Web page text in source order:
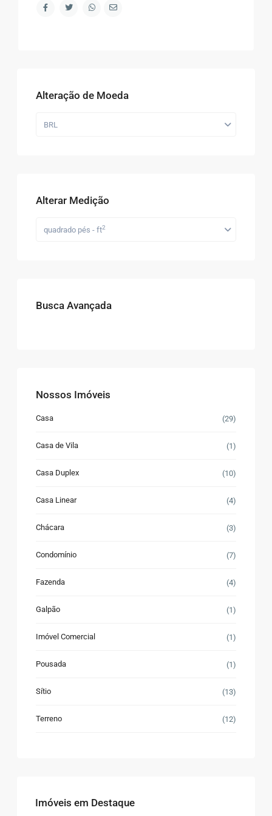
Alteração de Moeda
BRL
Alterar Medição
quadrado pés - ft2
Busca Avançada
Nossos Imóveis
Casa (29)
Casa de Vila (1)
Casa Duplex (10)
Casa Linear (4)
Chácara (3)
Condomínio (7)
Fazenda (4)
Galpão (1)
Imóvel Comercial (1)
Pousada (1)
Sítio (13)
Terreno (12)
Imóveis em Destaque